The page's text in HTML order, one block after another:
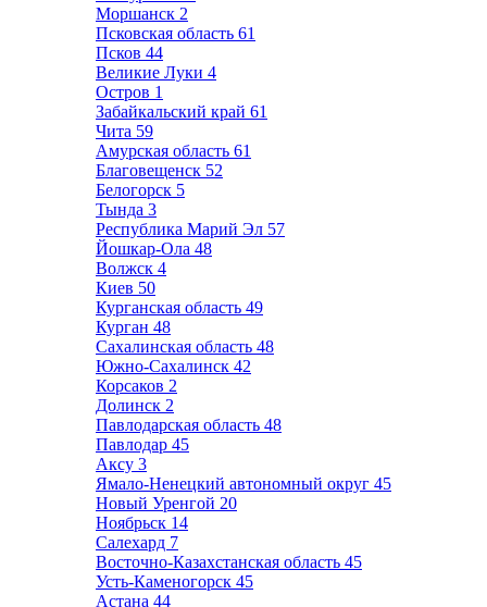
Моршанск 2
Псковская область 61
Псков 44
Великие Луки 4
Остров 1
Забайкальский край 61
Чита 59
Амурская область 61
Благовещенск 52
Белогорск 5
Тында 3
Республика Марий Эл 57
Йошкар-Ола 48
Волжск 4
Киев 50
Курганская область 49
Курган 48
Сахалинская область 48
Южно-Сахалинск 42
Корсаков 2
Долинск 2
Павлодарская область 48
Павлодар 45
Аксу 3
Ямало-Ненецкий автономный округ 45
Новый Уренгой 20
Ноябрьск 14
Салехард 7
Восточно-Казахстанская область 45
Усть-Каменогорск 45
Астана 44